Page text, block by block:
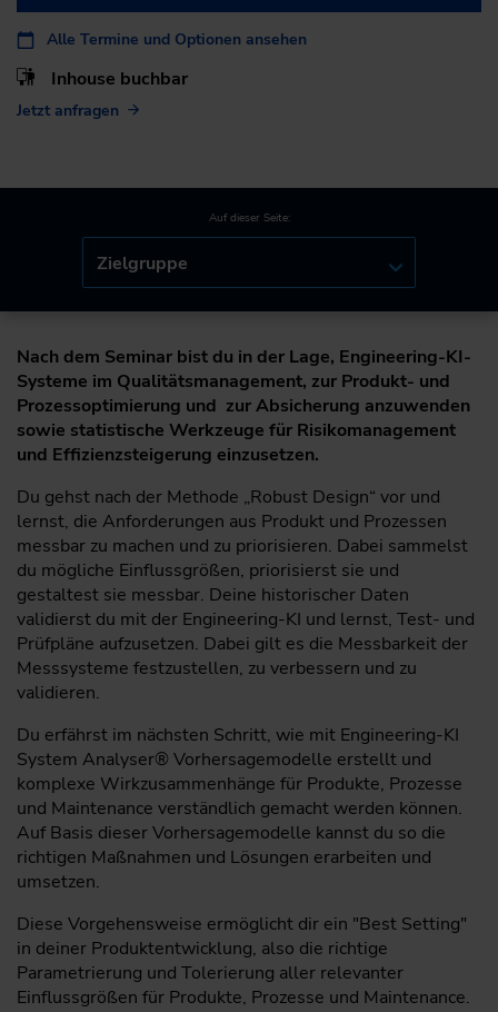
Alle Termine und Optionen ansehen
Inhouse buchbar
Jetzt anfragen
Auf dieser Seite:
Zielgruppe
Nach dem Seminar bist du in der Lage, Engineering-KI-
Systeme im Qualitätsmanagement, zur Produkt- und
Prozessoptimierung und zur Absicherung anzuwenden
sowie statistische Werkzeuge für Risikomanagement
und Effizienzsteigerung einzusetzen.
Du gehst nach der Methode „Robust Design“ vor und
lernst, die Anforderungen aus Produkt und Prozessen
messbar zu machen und zu priorisieren. Dabei sammelst
du mögliche Einflussgrößen, priorisierst sie und
gestaltest sie messbar. Deine historischer Daten
validierst du mit der Engineering-KI und lernst, Test- und
Prüfpläne aufzusetzen. Dabei gilt es die Messbarkeit der
Messsysteme festzustellen, zu verbessern und zu
validieren.
Du erfährst im nächsten Schritt, wie mit Engineering-KI
System Analyser® Vorhersagemodelle erstellt und
komplexe Wirkzusammenhänge für Produkte, Prozesse
und Maintenance verständlich gemacht werden können.
Auf Basis dieser Vorhersagemodelle kannst du so die
richtigen Maßnahmen und Lösungen erarbeiten und
umsetzen.
Diese Vorgehensweise ermöglicht dir ein "Best Setting"
in deiner Produktentwicklung, also die richtige
Parametrierung und Tolerierung aller relevanter
Einflussgrößen für Produkte, Prozesse und Maintenance.